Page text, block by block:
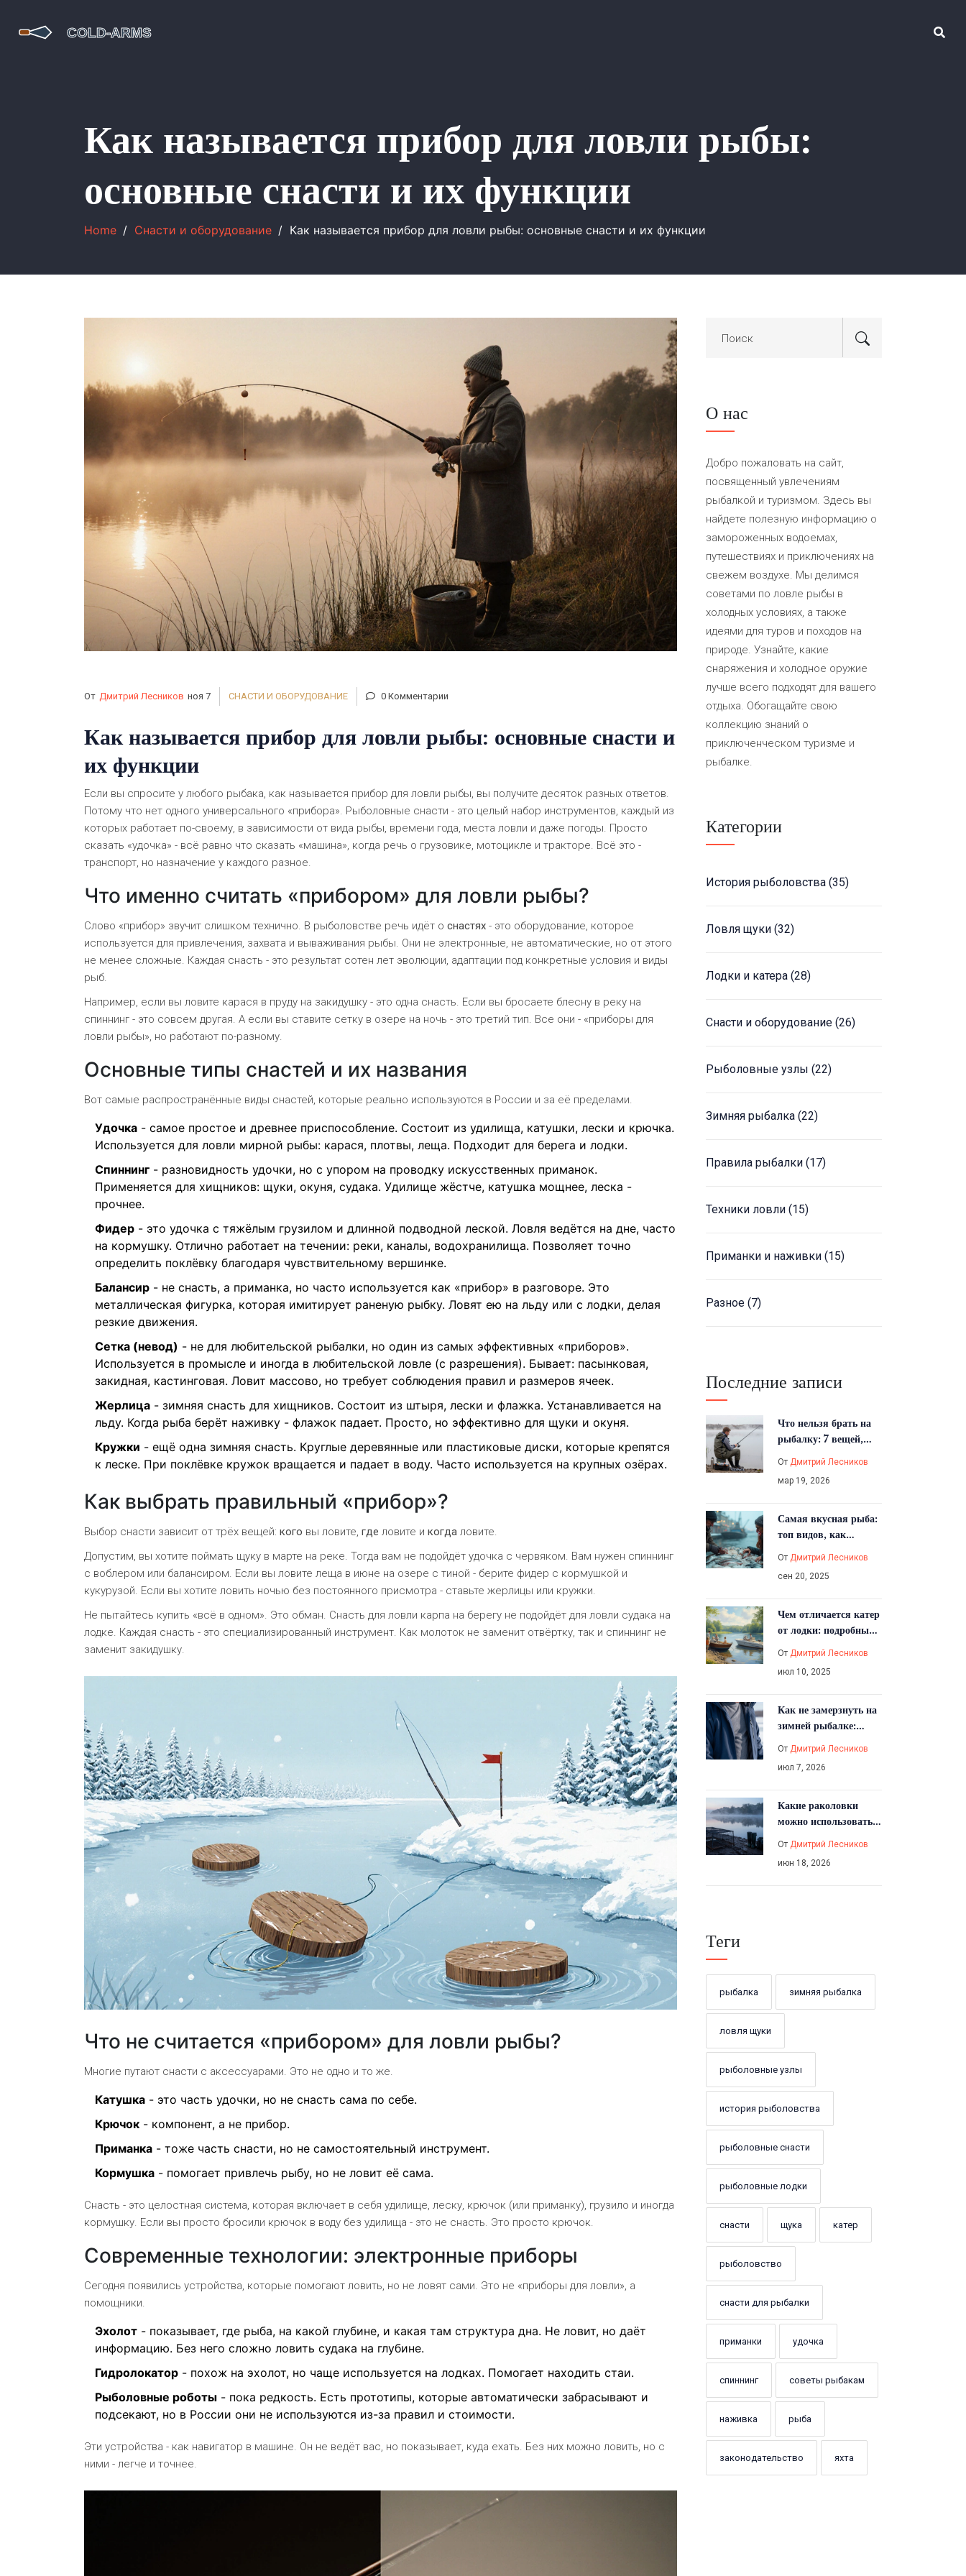
Как называется прибор для ловли рыбы:
основные снасти и их функции
Home Снасти и оборудование Как называется прибор для ловли рыбы: основные снасти и их функции
От Дмитрий Лесников ноя 7 СНАСТИ И ОБОРУДОВАНИЕ 0 Комментарии
Как называется прибор для ловли рыбы: основные снасти и
их функции
Если вы спросите у любого рыбака, как называется прибор для ловли рыбы, вы получите десяток разных ответов.
Потому что нет одного универсального «прибора». Рыболовные снасти - это целый набор инструментов, каждый из
которых работает по-своему, в зависимости от вида рыбы, времени года, места ловли и даже погоды. Просто
сказать «удочка» - всё равно что сказать «машина», когда речь о грузовике, мотоцикле и тракторе. Всё это -
транспорт, но назначение у каждого разное.
Что именно считать «прибором» для ловли рыбы?
Слово «прибор» звучит слишком технично. В рыболовстве речь идёт о снастях - это оборудование, которое
используется для привлечения, захвата и вываживания рыбы. Они не электронные, не автоматические, но от этого
не менее сложные. Каждая снасть - это результат сотен лет эволюции, адаптации под конкретные условия и виды
рыб.
Например, если вы ловите карася в пруду на закидушку - это одна снасть. Если вы бросаете блесну в реку на
спиннинг - это совсем другая. А если вы ставите сетку в озере на ночь - это третий тип. Все они - «приборы для
ловли рыбы», но работают по-разному.
Основные типы снастей и их названия
Вот самые распространённые виды снастей, которые реально используются в России и за её пределами.
Удочка - самое простое и древнее приспособление. Состоит из удилища, катушки, лески и крючка.
Используется для ловли мирной рыбы: карася, плотвы, леща. Подходит для берега и лодки.
Спиннинг - разновидность удочки, но с упором на проводку искусственных приманок.
Применяется для хищников: щуки, окуня, судака. Удилище жёстче, катушка мощнее, леска -
прочнее.
Фидер - это удочка с тяжёлым грузилом и длинной подводной леской. Ловля ведётся на дне, часто
на кормушку. Отлично работает на течении: реки, каналы, водохранилища. Позволяет точно
определить поклёвку благодаря чувствительному вершинке.
Балансир - не снасть, а приманка, но часто используется как «прибор» в разговоре. Это
металлическая фигурка, которая имитирует раненую рыбку. Ловят ею на льду или с лодки, делая
резкие движения.
Сетка (невод) - не для любительской рыбалки, но один из самых эффективных «приборов».
Используется в промысле и иногда в любительской ловле (с разрешения). Бывает: пасынковая,
закидная, кастинговая. Ловит массово, но требует соблюдения правил и размеров ячеек.
Жерлица - зимняя снасть для хищников. Состоит из штыря, лески и флажка. Устанавливается на
льду. Когда рыба берёт наживку - флажок падает. Просто, но эффективно для щуки и окуня.
Кружки - ещё одна зимняя снасть. Круглые деревянные или пластиковые диски, которые крепятся
к леске. При поклёвке кружок вращается и падает в воду. Часто используется на крупных озёрах.
Как выбрать правильный «прибор»?
Выбор снасти зависит от трёх вещей: кого вы ловите, где ловите и когда ловите.
Допустим, вы хотите поймать щуку в марте на реке. Тогда вам не подойдёт удочка с червяком. Вам нужен спиннинг
с воблером или балансиром. Если вы ловите леща в июне на озере с тиной - берите фидер с кормушкой и
кукурузой. Если вы хотите ловить ночью без постоянного присмотра - ставьте жерлицы или кружки.
Не пытайтесь купить «всё в одном». Это обман. Снасть для ловли карпа на берегу не подойдёт для ловли судака на
лодке. Каждая снасть - это специализированный инструмент. Как молоток не заменит отвёртку, так и спиннинг не
заменит закидушку.
Что не считается «прибором» для ловли рыбы?
Многие путают снасти с аксессуарами. Это не одно и то же.
Катушка - это часть удочки, но не снасть сама по себе.
Крючок - компонент, а не прибор.
Приманка - тоже часть снасти, но не самостоятельный инструмент.
Кормушка - помогает привлечь рыбу, но не ловит её сама.
Снасть - это целостная система, которая включает в себя удилище, леску, крючок (или приманку), грузило и иногда
кормушку. Если вы просто бросили крючок в воду без удилища - это не снасть. Это просто крючок.
Современные технологии: электронные приборы
Сегодня появились устройства, которые помогают ловить, но не ловят сами. Это не «приборы для ловли», а
помощники.
Эхолот - показывает, где рыба, на какой глубине, и какая там структура дна. Не ловит, но даёт
информацию. Без него сложно ловить судака на глубине.
Гидролокатор - похож на эхолот, но чаще используется на лодках. Помогает находить стаи.
Рыболовные роботы - пока редкость. Есть прототипы, которые автоматически забрасывают и
подсекают, но в России они не используются из-за правил и стоимости.
Эти устройства - как навигатор в машине. Он не ведёт вас, но показывает, куда ехать. Без них можно ловить, но с
ними - легче и точнее.
О нас
Добро пожаловать на сайт,
посвященный увлечениям
рыбалкой и туризмом. Здесь вы
найдете полезную информацию о
замороженных водоемах,
путешествиях и приключениях на
свежем воздухе. Мы делимся
советами по ловле рыбы в
холодных условиях, а также
идеями для туров и походов на
природе. Узнайте, какие
снаряжения и холодное оружие
лучше всего подходят для вашего
отдыха. Обогащайте свою
коллекцию знаний о
приключенческом туризме и
рыбалке.
Категории
История рыболовства (35)
Ловля щуки (32)
Лодки и катера (28)
Снасти и оборудование (26)
Рыболовные узлы (22)
Зимняя рыбалка (22)
Правила рыбалки (17)
Техники ловли (15)
Приманки и наживки (15)
Разное (7)
Последние записи
Что нельзя брать на
рыбалку: 7 вещей,
вам день
От Дмитрий Лесников
мар 19, 2026
Самая вкусная рыба:
топ видов, как
(гайд 2025)
От Дмитрий Лесников
сен 20, 2025
Чем отличается катер
от лодки: подробный
любителей водного
отдыха
От Дмитрий Лесников
июл 10, 2025
Как не замерзнуть на
зимней рыбалке:
по одежде и
экипировке
От Дмитрий Лесников
июл 7, 2026
Какие раколовки
можно использовать
правил и штрафов
От Дмитрий Лесников
июн 18, 2026
Теги
рыбалка зимняя рыбалка
ловля щуки
рыболовные узлы
история рыболовства
рыболовные снасти
рыболовные лодки
снасти щука катер
рыболовство
снасти для рыбалки
приманки удочка
спиннинг советы рыбакам
наживка рыба
законодательство яхта